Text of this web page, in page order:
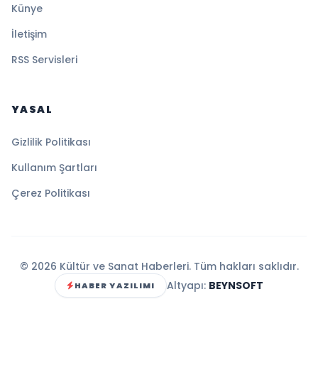
Künye
İletişim
RSS Servisleri
YASAL
Gizlilik Politikası
Kullanım Şartları
Çerez Politikası
© 2026 Kültür ve Sanat Haberleri. Tüm hakları saklıdır.
HABER YAZILIMI Altyapı: BEYNSOFT